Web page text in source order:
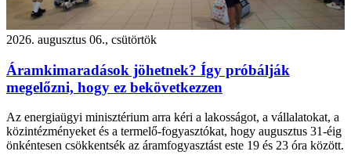
2026. augusztus 06., csütörtök
Áramkimaradások jöhetnek? Így próbálják
megelőzni, hogy ez bekövetkezzen
Az energiaügyi minisztérium arra kéri a lakosságot, a vállalatokat, a
közintézményeket és a termelő-fogyasztókat, hogy augusztus 31-éig
önkéntesen csökkentsék az áramfogyasztást este 19 és 23 óra között.